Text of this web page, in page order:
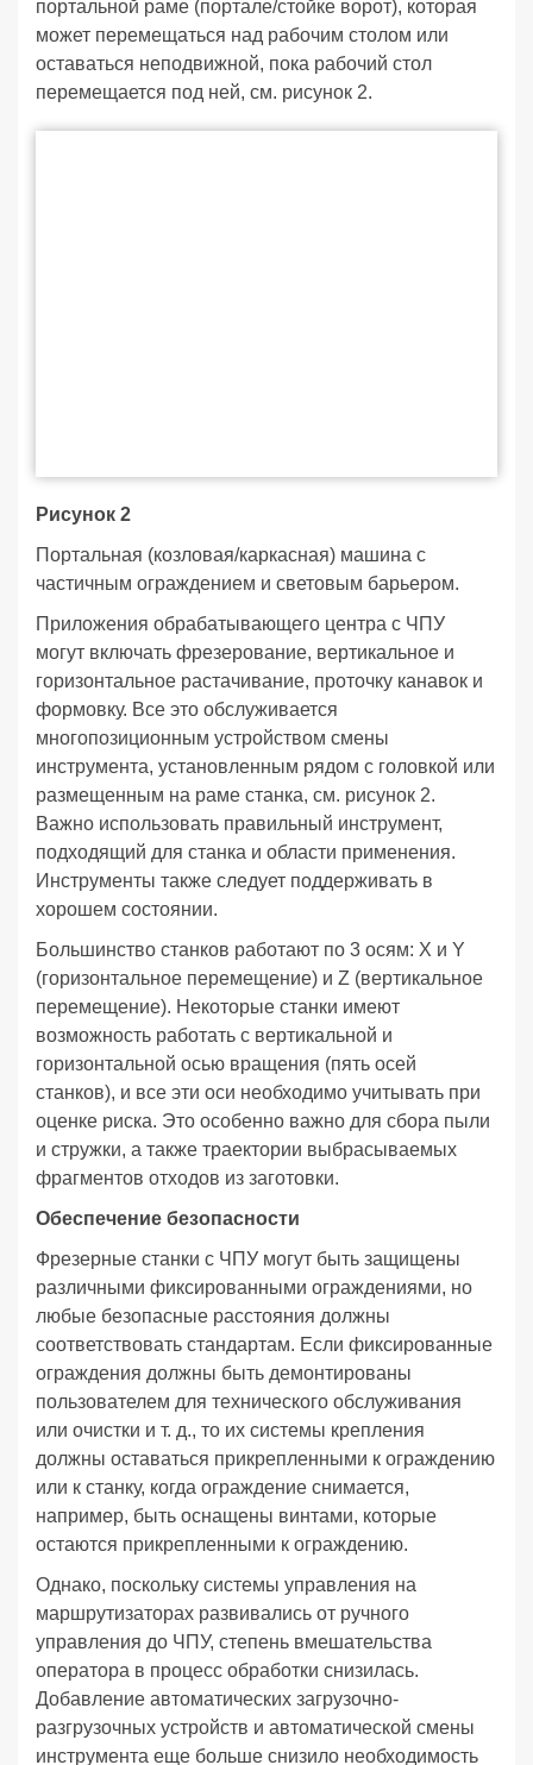
портальной раме (портале/стойке ворот), которая
может перемещаться над рабочим столом или
оставаться неподвижной, пока рабочий стол
перемещается под ней, см. рисунок 2.
Рисунок 2
Портальная (козловая/каркасная) машина с
частичным ограждением и световым барьером.
Приложения обрабатывающего центра с ЧПУ
могут включать фрезерование, вертикальное и
горизонтальное растачивание, проточку канавок и
формовку. Все это обслуживается
многопозиционным устройством смены
инструмента, установленным рядом с головкой или
размещенным на раме станка, см. рисунок 2.
Важно использовать правильный инструмент,
подходящий для станка и области применения.
Инструменты также следует поддерживать в
хорошем состоянии.
Большинство станков работают по 3 осям: X и Y
(горизонтальное перемещение) и Z (вертикальное
перемещение). Некоторые станки имеют
возможность работать с вертикальной и
горизонтальной осью вращения (пять осей
станков), и все эти оси необходимо учитывать при
оценке риска. Это особенно важно для сбора пыли
и стружки, а также траектории выбрасываемых
фрагментов отходов из заготовки.
Обеспечение безопасности
Фрезерные станки с ЧПУ могут быть защищены
различными фиксированными ограждениями, но
любые безопасные расстояния должны
соответствовать стандартам. Если фиксированные
ограждения должны быть демонтированы
пользователем для технического обслуживания
или очистки и т. д., то их системы крепления
должны оставаться прикрепленными к ограждению
или к станку, когда ограждение снимается,
например, быть оснащены винтами, которые
остаются прикрепленными к ограждению.
Однако, поскольку системы управления на
маршрутизаторах развивались от ручного
управления до ЧПУ, степень вмешательства
оператора в процесс обработки снизилась.
Добавление автоматических загрузочно-
разгрузочных устройств и автоматической смены
инструмента еще больше снизило необходимость